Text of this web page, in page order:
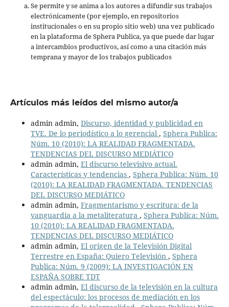
Se permite y se anima a los autores a difundir sus trabajos
electrónicamente (por ejemplo, en repositorios
institucionales o en su propio sitio web) una vez publicado
en la plataforma de Sphera Publica, ya que puede dar lugar
a intercambios productivos, así como a una citación más
temprana y mayor de los trabajos publicados
Artículos más leídos del mismo autor/a
admin admin, Discurso, identidad y publicidad en
TVE. De lo periodístico a lo gerencial , Sphera Publica:
Núm. 10 (2010): LA REALIDAD FRAGMENTADA.
TENDENCIAS DEL DISCURSO MEDIÁTICO
admin admin, El discurso televisivo actual.
Características y tendencias , Sphera Publica: Núm. 10
(2010): LA REALIDAD FRAGMENTADA. TENDENCIAS
DEL DISCURSO MEDIÁTICO
admin admin, Fragmentarismo y escritura: de la
vanguardia a la metaliteratura , Sphera Publica: Núm.
10 (2010): LA REALIDAD FRAGMENTADA.
TENDENCIAS DEL DISCURSO MEDIÁTICO
admin admin, El origen de la Televisión Digital
Terrestre en España: Quiero Televisión , Sphera
Publica: Núm. 9 (2009): LA INVESTIGACIÓN EN
ESPAÑA SOBRE TDT
admin admin, El discurso de la televisión en la cultura
del espectáculo: los procesos de mediación en los